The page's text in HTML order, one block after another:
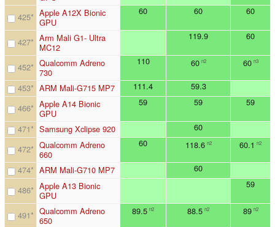
425* Apple A12X Bionic
GPU
60 60 60
427* Arm Mali G1- Ultra
MC12
119.9 60
452* Qualcomm Adreno
730
110 60 n2 60 n3
453* ARM Mali-G715 MP7 111.4
59.3
466* Apple A14 Bionic
GPU
59 59 59
471* Samsung Xclipse 920
60
472* Qualcomm Adreno
660
60 118.6 n2 60.1 n2
474* ARM Mali-G710 MP7
60
486* Apple A13 Bionic
GPU
59
491* Qualcomm Adreno
650
89.5 n2 88.5 n2 89 n2